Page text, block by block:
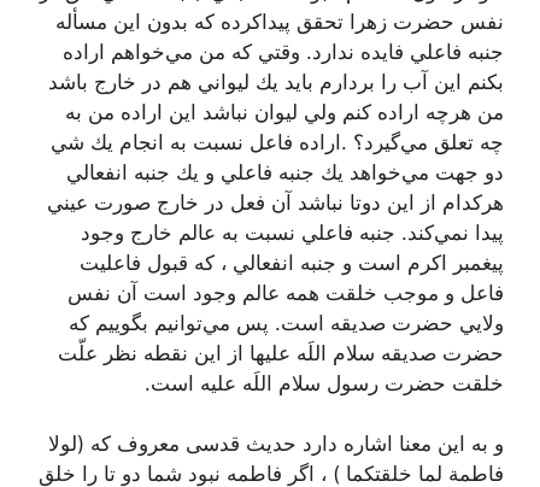
نفس حضرت زهرا تحقق پيداكرده كه بدون اين مسأله
جنبه فاعلي فايده ندارد. وقتي كه من مي‌خواهم اراده
بكنم اين آب را بردارم بايد يك ليواني هم در خارج باشد
من هرچه اراده كنم ولي ليوان نباشد اين اراده من به
چه تعلق مي‌گيرد؟‌ .اراده فاعل نسبت به انجام يك شي
دو جهت مي‌خواهد يك جنبه فاعلي و يك جنبه انفعالي
هركدام از اين دوتا نباشد آن فعل در خارج صورت عيني
پيدا نمي‌كند. جنبه فاعلي نسبت به عالم خارج وجود
پيغمبر اكرم است و جنبه انفعالي ، که قبول فاعلیت
فاعل و موجب خلقت همه عالم وجود است آن نفس
ولايي حضرت صديقه است. پس مي‌توانيم بگوييم كه
حضرت صديقه سلام اللَه عليها از اين نقطه نظر علّت
خلقت حضرت رسول سلام اللَه عليه است.
و به این معنا اشاره دارد حدیث قدسی معروف که (لولا
فاطمة لما خلقتکما ) ، اگر فاطمه نبود شما دو تا را خلق